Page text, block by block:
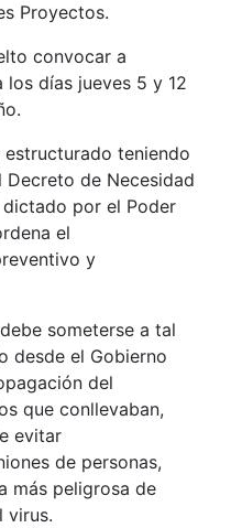
Proyectos.
convocar a
los días jueves 5 y 12
teniendo
de Necesidad
por el Poder
el
y
someterse a tal
desde el Gobierno
del
que conllevaban,
evitar
de personas,
más peligrosa de
virus.